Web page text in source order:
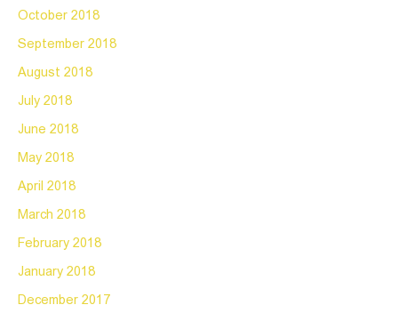
October 2018
September 2018
August 2018
July 2018
June 2018
May 2018
April 2018
March 2018
February 2018
January 2018
December 2017